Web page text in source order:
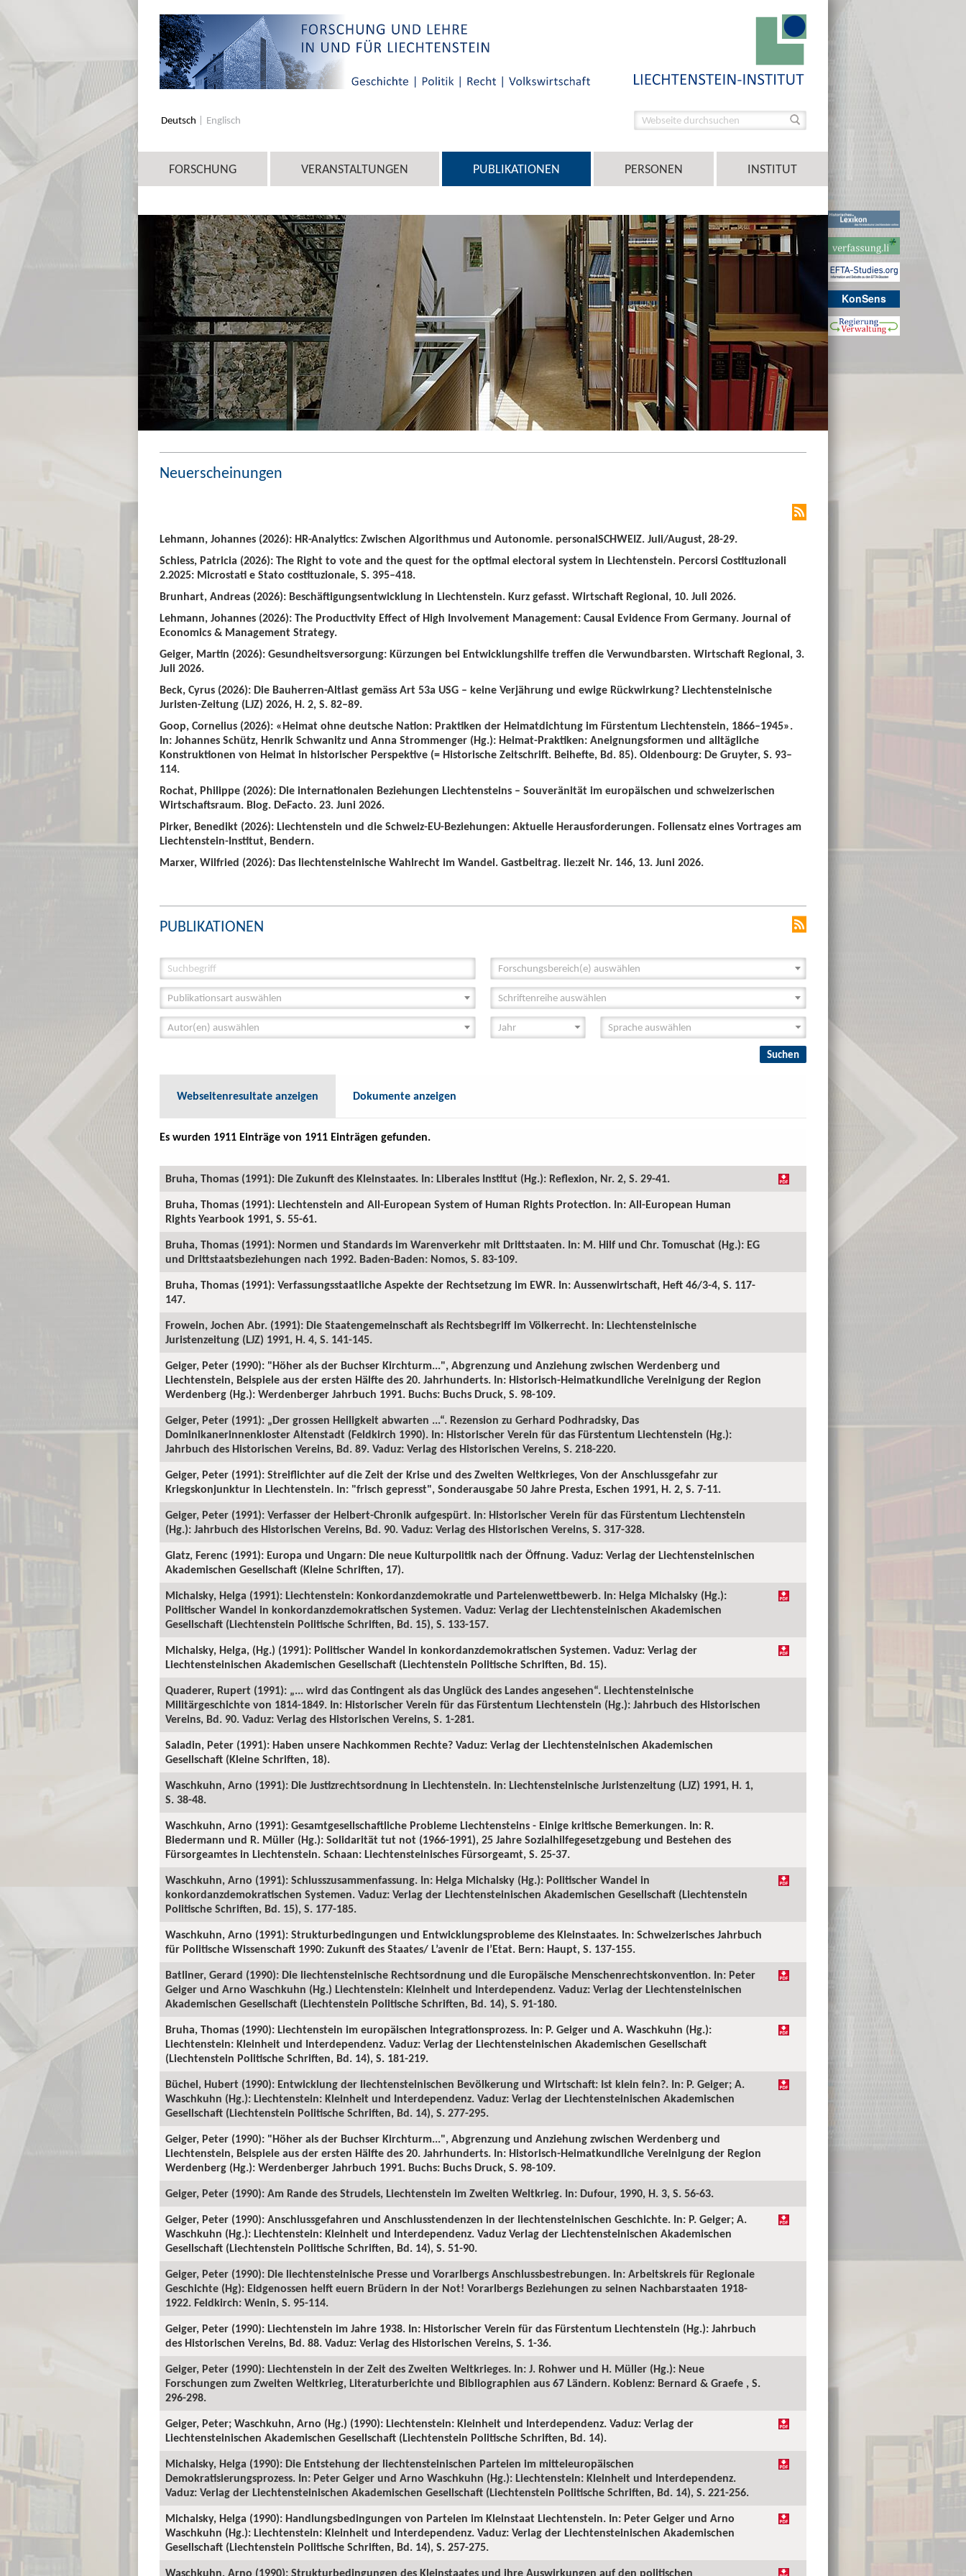
KonSens
Deutsch Englisch
FORSCHUNG VERANSTALTUNGEN PUBLIKATIONEN PERSONEN INSTITUT
Neuerscheinungen
Lehmann, Johannes (2026): HR-Analytics: Zwischen Algorithmus und Autonomie. personalSCHWEIZ. Juli/August, 28-29.
Schiess, Patricia (2026): The Right to vote and the quest for the optimal electoral system in Liechtenstein. Percorsi Costituzionali
2.2025: Microstati e Stato costituzionale, S. 395–418.
Brunhart, Andreas (2026): Beschäftigungsentwicklung in Liechtenstein. Kurz gefasst. Wirtschaft Regional, 10. Juli 2026.
Lehmann, Johannes (2026): The Productivity Effect of High Involvement Management: Causal Evidence From Germany. Journal of
Economics & Management Strategy.
Geiger, Martin (2026): Gesundheitsversorgung: Kürzungen bei Entwicklungshilfe treffen die Verwundbarsten. Wirtschaft Regional, 3.
Juli 2026.
Beck, Cyrus (2026): Die Bauherren-Altlast gemäss Art 53a USG – keine Verjährung und ewige Rückwirkung? Liechtensteinische
Juristen-Zeitung (LJZ) 2026, H. 2, S. 82–89.
Goop, Cornelius (2026): «Heimat ohne deutsche Nation: Praktiken der Heimatdichtung im Fürstentum Liechtenstein, 1866–1945».
In: Johannes Schütz, Henrik Schwanitz und Anna Strommenger (Hg.): Heimat-Praktiken: Aneignungsformen und alltägliche
Konstruktionen von Heimat in historischer Perspektive (= Historische Zeitschrift. Beihefte, Bd. 85). Oldenbourg: De Gruyter, S. 93–
114.
Rochat, Philippe (2026): Die internationalen Beziehungen Liechtensteins – Souveränität im europäischen und schweizerischen
Wirtschaftsraum. Blog. DeFacto. 23. Juni 2026.
Pirker, Benedikt (2026): Liechtenstein und die Schweiz-EU-Beziehungen: Aktuelle Herausforderungen. Foliensatz eines Vortrages am
Liechtenstein-Institut, Bendern.
Marxer, Wilfried (2026): Das liechtensteinische Wahlrecht im Wandel. Gastbeitrag. lie:zeit Nr. 146, 13. Juni 2026.
PUBLIKATIONEN
Forschungsbereich(e) auswählen
Publikationsart auswählen Schriftenreihe auswählen
Autor(en) auswählen
Webseitenresultate anzeigen Dokumente anzeigen
Es wurden 1911 Einträge von 1911 Einträgen gefunden.
Bruha, Thomas (1991): Die Zukunft des Kleinstaates. In: Liberales Institut (Hg.): Reflexion, Nr. 2, S. 29-41.
Bruha, Thomas (1991): Liechtenstein and All-European System of Human Rights Protection. In: All-European Human
Rights Yearbook 1991, S. 55-61.
Bruha, Thomas (1991): Normen und Standards im Warenverkehr mit Drittstaaten. In: M. Hilf und Chr. Tomuschat (Hg.): EG
und Drittstaatsbeziehungen nach 1992. Baden-Baden: Nomos, S. 83-109.
Bruha, Thomas (1991): Verfassungsstaatliche Aspekte der Rechtsetzung im EWR. In: Aussenwirtschaft, Heft 46/3-4, S. 117-
147.
Frowein, Jochen Abr. (1991): Die Staatengemeinschaft als Rechtsbegriff im Völkerrecht. In: Liechtensteinische
Juristenzeitung (LJZ) 1991, H. 4, S. 141-145.
Geiger, Peter (1990): "Höher als der Buchser Kirchturm...", Abgrenzung und Anziehung zwischen Werdenberg und
Liechtenstein, Beispiele aus der ersten Hälfte des 20. Jahrhunderts. In: Historisch-Heimatkundliche Vereinigung der Region
Werdenberg (Hg.): Werdenberger Jahrbuch 1991. Buchs: Buchs Druck, S. 98-109.
Geiger, Peter (1991): „Der grossen Heiligkeit abwarten ...“. Rezension zu Gerhard Podhradsky, Das
Dominikanerinnenkloster Altenstadt (Feldkirch 1990). In: Historischer Verein für das Fürstentum Liechtenstein (Hg.):
Jahrbuch des Historischen Vereins, Bd. 89. Vaduz: Verlag des Historischen Vereins, S. 218-220.
Geiger, Peter (1991): Streiflichter auf die Zeit der Krise und des Zweiten Weltkrieges, Von der Anschlussgefahr zur
Kriegskonjunktur in Liechtenstein. In: "frisch gepresst", Sonderausgabe 50 Jahre Presta, Eschen 1991, H. 2, S. 7-11.
Geiger, Peter (1991): Verfasser der Helbert-Chronik aufgespürt. In: Historischer Verein für das Fürstentum Liechtenstein
(Hg.): Jahrbuch des Historischen Vereins, Bd. 90. Vaduz: Verlag des Historischen Vereins, S. 317-328.
Glatz, Ferenc (1991): Europa und Ungarn: Die neue Kulturpolitik nach der Öffnung. Vaduz: Verlag der Liechtensteinischen
Akademischen Gesellschaft (Kleine Schriften, 17).
Michalsky, Helga (1991): Liechtenstein: Konkordanzdemokratie und Parteienwettbewerb. In: Helga Michalsky (Hg.):
Politischer Wandel in konkordanzdemokratischen Systemen. Vaduz: Verlag der Liechtensteinischen Akademischen
Gesellschaft (Liechtenstein Politische Schriften, Bd. 15), S. 133-157.
Michalsky, Helga, (Hg.) (1991): Politischer Wandel in konkordanzdemokratischen Systemen. Vaduz: Verlag der
Liechtensteinischen Akademischen Gesellschaft (Liechtenstein Politische Schriften, Bd. 15).
Quaderer, Rupert (1991): „... wird das Contingent als das Unglück des Landes angesehen“. Liechtensteinische
Militärgeschichte von 1814-1849. In: Historischer Verein für das Fürstentum Liechtenstein (Hg.): Jahrbuch des Historischen
Vereins, Bd. 90. Vaduz: Verlag des Historischen Vereins, S. 1-281.
Saladin, Peter (1991): Haben unsere Nachkommen Rechte? Vaduz: Verlag der Liechtensteinischen Akademischen
Gesellschaft (Kleine Schriften, 18).
Waschkuhn, Arno (1991): Die Justizrechtsordnung in Liechtenstein. In: Liechtensteinische Juristenzeitung (LJZ) 1991, H. 1,
S. 38-48.
Waschkuhn, Arno (1991): Gesamtgesellschaftliche Probleme Liechtensteins - Einige kritische Bemerkungen. In: R.
Biedermann und R. Müller (Hg.): Solidarität tut not (1966-1991), 25 Jahre Sozialhilfegesetzgebung und Bestehen des
Fürsorgeamtes in Liechtenstein. Schaan: Liechtensteinisches Fürsorgeamt, S. 25-37.
Waschkuhn, Arno (1991): Schlusszusammenfassung. In: Helga Michalsky (Hg.): Politischer Wandel in
konkordanzdemokratischen Systemen. Vaduz: Verlag der Liechtensteinischen Akademischen Gesellschaft (Liechtenstein
Politische Schriften, Bd. 15), S. 177-185.
Waschkuhn, Arno (1991): Strukturbedingungen und Entwicklungsprobleme des Kleinstaates. In: Schweizerisches Jahrbuch
für Politische Wissenschaft 1990: Zukunft des Staates/ L’avenir de l’Etat. Bern: Haupt, S. 137-155.
Batliner, Gerard (1990): Die liechtensteinische Rechtsordnung und die Europäische Menschenrechtskonvention. In: Peter
Geiger und Arno Waschkuhn (Hg.) Liechtenstein: Kleinheit und Interdependenz. Vaduz: Verlag der Liechtensteinischen
Akademischen Gesellschaft (Liechtenstein Politische Schriften, Bd. 14), S. 91-180.
Bruha, Thomas (1990): Liechtenstein im europäischen Integrationsprozess. In: P. Geiger und A. Waschkuhn (Hg.):
Liechtenstein: Kleinheit und Interdependenz. Vaduz: Verlag der Liechtensteinischen Akademischen Gesellschaft
(Liechtenstein Politische Schriften, Bd. 14), S. 181-219.
Büchel, Hubert (1990): Entwicklung der liechtensteinischen Bevölkerung und Wirtschaft: Ist klein fein?. In: P. Geiger; A.
Waschkuhn (Hg.): Liechtenstein: Kleinheit und Interdependenz. Vaduz: Verlag der Liechtensteinischen Akademischen
Gesellschaft (Liechtenstein Politische Schriften, Bd. 14), S. 277-295.
Geiger, Peter (1990): "Höher als der Buchser Kirchturm...", Abgrenzung und Anziehung zwischen Werdenberg und
Liechtenstein, Beispiele aus der ersten Hälfte des 20. Jahrhunderts. In: Historisch-Heimatkundliche Vereinigung der Region
Werdenberg (Hg.): Werdenberger Jahrbuch 1991. Buchs: Buchs Druck, S. 98-109.
Geiger, Peter (1990): Am Rande des Strudels, Liechtenstein im Zweiten Weltkrieg. In: Dufour, 1990, H. 3, S. 56-63.
Geiger, Peter (1990): Anschlussgefahren und Anschlusstendenzen in der liechtensteinischen Geschichte. In: P. Geiger; A.
Waschkuhn (Hg.): Liechtenstein: Kleinheit und Interdependenz. Vaduz Verlag der Liechtensteinischen Akademischen
Gesellschaft (Liechtenstein Politische Schriften, Bd. 14), S. 51-90.
Geiger, Peter (1990): Die liechtensteinische Presse und Vorarlbergs Anschlussbestrebungen. In: Arbeitskreis für Regionale
Geschichte (Hg): Eidgenossen helft euern Brüdern in der Not! Vorarlbergs Beziehungen zu seinen Nachbarstaaten 1918-
1922. Feldkirch: Wenin, S. 95-114.
Geiger, Peter (1990): Liechtenstein im Jahre 1938. In: Historischer Verein für das Fürstentum Liechtenstein (Hg.): Jahrbuch
des Historischen Vereins, Bd. 88. Vaduz: Verlag des Historischen Vereins, S. 1-36.
Geiger, Peter (1990): Liechtenstein in der Zeit des Zweiten Weltkrieges. In: J. Rohwer und H. Müller (Hg.): Neue
Forschungen zum Zweiten Weltkrieg, Literaturberichte und Bibliographien aus 67 Ländern. Koblenz: Bernard & Graefe , S.
296-298.
Geiger, Peter; Waschkuhn, Arno (Hg.) (1990): Liechtenstein: Kleinheit und Interdependenz. Vaduz: Verlag der
Liechtensteinischen Akademischen Gesellschaft (Liechtenstein Politische Schriften, Bd. 14).
Michalsky, Helga (1990): Die Entstehung der liechtensteinischen Parteien im mitteleuropäischen
Demokratisierungsprozess. In: Peter Geiger und Arno Waschkuhn (Hg.): Liechtenstein: Kleinheit und Interdependenz.
Vaduz: Verlag der Liechtensteinischen Akademischen Gesellschaft (Liechtenstein Politische Schriften, Bd. 14), S. 221-256.
Michalsky, Helga (1990): Handlungsbedingungen von Parteien im Kleinstaat Liechtenstein. In: Peter Geiger und Arno
Waschkuhn (Hg.): Liechtenstein: Kleinheit und Interdependenz. Vaduz: Verlag der Liechtensteinischen Akademischen
Gesellschaft (Liechtenstein Politische Schriften, Bd. 14), S. 257-275.
Waschkuhn, Arno (1990): Strukturbedingungen des Kleinstaates und ihre Auswirkungen auf den politischen